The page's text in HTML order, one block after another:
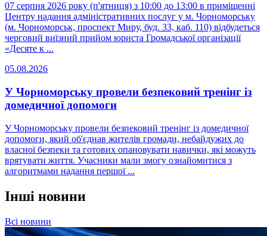
07 серпня 2026 року (п'ятниця) з 10:00 до 13:00 в приміщенні
Центру надання адміністративних послуг у м. Чорноморську
(м. Чорноморськ, проспект Миру, буд. 33, каб. 110) відбудеться
черговий виїзний прийом юриста Громадської організації
«Десяте к ...
05.08.2026
У Чорноморську провели безпековий тренінг із
домедичної допомоги
У Чорноморську провели безпековий тренінг із домедичної
допомоги, який об'єднав жителів громади, небайдужих до
власної безпеки та готових опановувати навички, які можуть
врятувати життя. Учасники мали змогу ознайомитися з
алгоритмами надання першої ...
Інші новини
Всі новини